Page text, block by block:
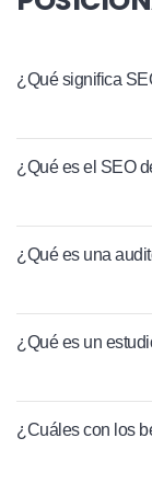
¿Qué significa
¿Qué es el SEO
¿Qué es una
¿Qué es un
¿Cuáles con los